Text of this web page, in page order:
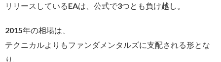
リリースしているEAは、公式で3つとも負け越し。
2015年の相場は、
テクニカルよりもファンダメンタルズに支配される形とな
り、